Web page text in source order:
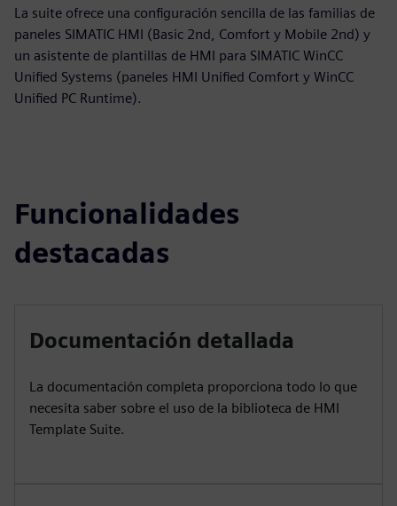
La suite ofrece una configuración sencilla de las familias de
paneles SIMATIC HMI (Basic 2nd, Comfort y Mobile 2nd) y
un asistente de plantillas de HMI para SIMATIC WinCC
Unified Systems (paneles HMI Unified Comfort y WinCC
Unified PC Runtime).
Funcionalidades
destacadas
Documentación detallada
La documentación completa proporciona todo lo que
necesita saber sobre el uso de la biblioteca de HMI
Template Suite.